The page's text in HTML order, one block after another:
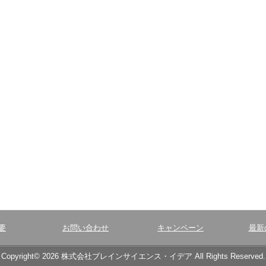
お問い合わせ キャンペーン 最新
Copyright© 2026 株式会社ブレインサイエンス・イデア All Rights Reserved.